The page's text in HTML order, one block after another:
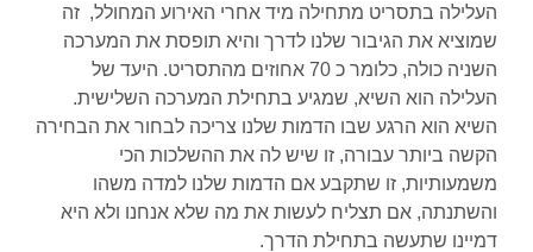
העלילה בתסריט מתחילה מיד אחרי האירוע המחולל, זה
שמוציא את הגיבור שלנו לדרך והיא תופסת את המערכה
השניה כולה, כלומר כ 70 אחוזים מהתסריט. היעד של
העלילה הוא השיא, שמגיע בתחילת המערכה השלישית.
השיא הוא הרגע שבו הדמות שלנו צריכה לבחור את הבחירה
הקשה ביותר עבורה, זו שיש לה את ההשלכות הכי
משמעותיות, זו שתקבע אם הדמות שלנו למדה משהו
והשתנתה, אם תצליח לעשות את מה שלא אנחנו ולא היא
דמיינו שתעשה בתחילת הדרך.